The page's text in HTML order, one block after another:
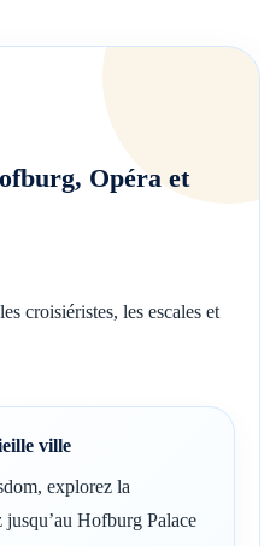
Opéra et
croisiéristes, les escales et
ville
explorez la
jusqu’au Hofburg Palace